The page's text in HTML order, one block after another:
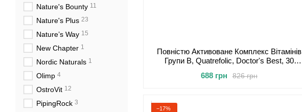
Повністю Активоване Комплекс Вітамінів
Групи В, Quatrefolic, Doctor's Best, 30
826 грн
688 грн
−17%
Nature's Bounty 11
Nature's Plus 23
Nature’s Way 15
New Chapter 1
Nordic Naturals 1
Olimp 4
OstroVit 12
PipingRock 3